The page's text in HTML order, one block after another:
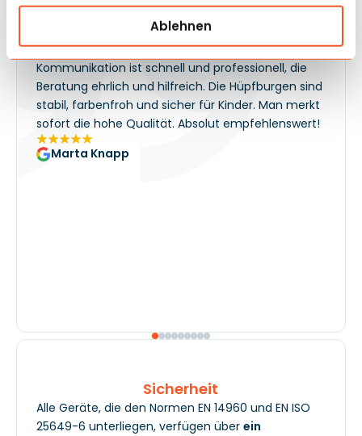
Ablehnen
Unsere Kunden geben uns die Note 5!
Wir sind sehr zufrieden mit Gangaru. Die
Kommunikation ist schnell und professionell, die
Beratung ehrlich und hilfreich. Die Hüpfburgen sind
stabil, farbenfroh und sicher für Kinder. Man merkt
sofort die hohe Qualität. Absolut empfehlenswert!
Marta Knapp
Sicherheit
Alle Geräte, die den Normen EN 14960 und EN ISO
25649-6 unterliegen, verfügen über ein